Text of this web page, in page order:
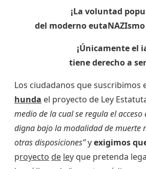
¡La voluntad p
del moderno
¡Únicamente el
tiene derecho a
Los ciudadanos que suscribimos
hunda el proyecto de Ley
medio de la cual se regula el
digna bajo la modalidad de muerte
otras disposiciones”yexigimos
proyecto de ley que pretenda